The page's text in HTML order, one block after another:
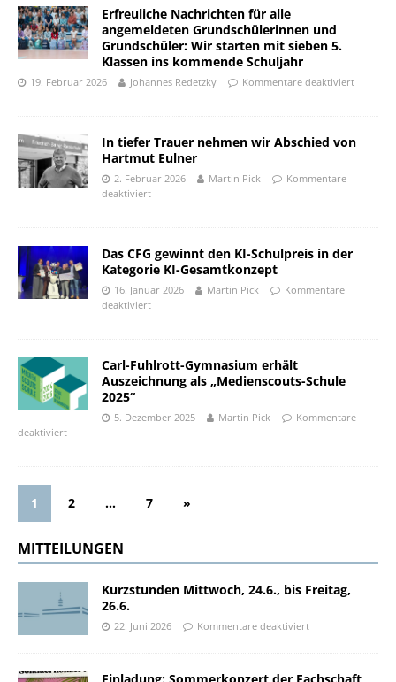
Erfreuliche Nachrichten für alle
angemeldeten Grundschülerinnen und
Grundschüler: Wir starten mit sieben 5.
Klassen ins kommende Schuljahr
19. Februar 2026 Johannes Redetzky Kommentare deaktiviert
In tiefer Trauer nehmen wir Abschied von
Hartmut Eulner
2. Februar 2026 Martin Pick
Kommentare
deaktiviert
Das CFG gewinnt den KI-Schulpreis in der
Kategorie KI-Gesamtkonzept
16. Januar 2026 Martin Pick
Kommentare
deaktiviert
Carl-Fuhlrott-Gymnasium erhält
Auszeichnung als „Medienscouts-Schule
2025“
5. Dezember 2025 Martin Pick
Kommentare
deaktiviert
1 2 … 7 »
MITTEILUNGEN
Kurzstunden Mittwoch, 24.6., bis Freitag,
26.6.
22. Juni 2026 Kommentare deaktiviert